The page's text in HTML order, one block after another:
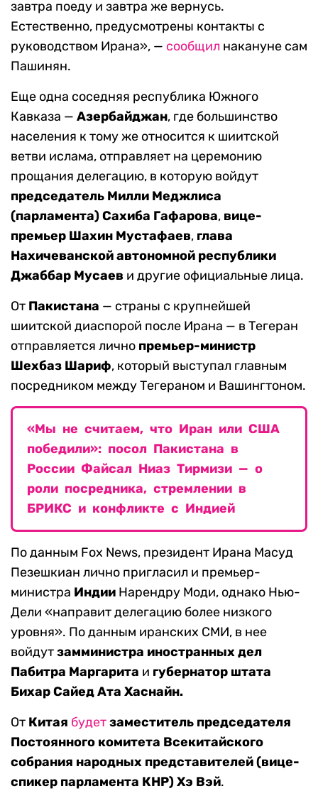
завтра поеду и завтра же вернусь.
Естественно, предусмотрены контакты с
руководством Ирана», — сообщил накануне сам
Пашинян.
Еще одна соседняя республика Южного
Кавказа — Азербайджан, где большинство
населения к тому же относится к шиитской
ветви ислама, отправляет на церемонию
прощания делегацию, в которую войдут
председатель Милли Меджлиса
(парламента) Сахиба Гафарова, вице-
премьер Шахин Мустафаев, глава
Нахичеванской автономной республики
Джаббар Мусаев и другие официальные лица.
От Пакистана — страны с крупнейшей
шиитской диаспорой после Ирана — в Тегеран
отправляется лично премьер-министр
Шехбаз Шариф, который выступал главным
посредником между Тегераном и Вашингтоном.
«Мы не считаем, что Иран или США
победили»: посол Пакистана в
России Файсал Ниаз Тирмизи — о
роли посредника, стремлении в
БРИКС и конфликте с Индией
По данным Fox News, президент Ирана Масуд
Пезешкиан лично пригласил и премьер-
министра Индии Нарендру Моди, однако Нью-
Дели «направит делегацию более низкого
уровня». По данным иранских СМИ, в нее
войдутзамминистра иностранных дел
Пабитра Маргарита и губернатор штата
Бихар Сайед Ата Хаснайн.
От Китая будетзаместитель председателя
Постоянного комитета Всекитайского
собрания народных представителей (вице-
спикер парламента КНР) Хэ Вэй.